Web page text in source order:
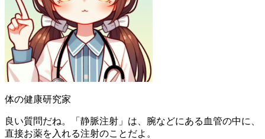
体の健康研究家
良い質問だね。「静脈注射」は、腕などにある血管の中に、
直接お薬を入れる注射のことだよ。